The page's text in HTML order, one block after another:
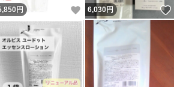
いね！
円 いいね！
6,030円